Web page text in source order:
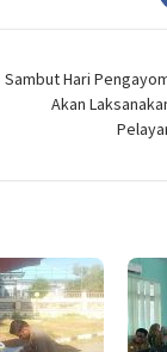
‎Sambut Hari
Akan